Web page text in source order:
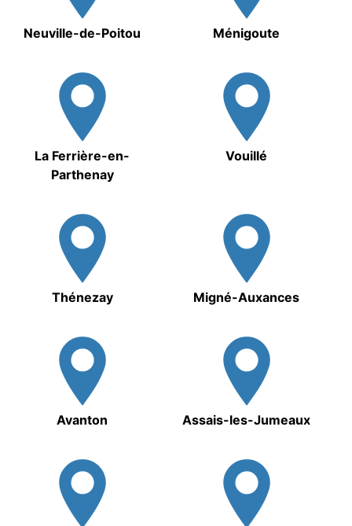
Neuville-de-Poitou Ménigoute
La Ferrière-en-
Parthenay
Vouillé
Thénezay Migné-Auxances
Avanton Assais-les-Jumeaux